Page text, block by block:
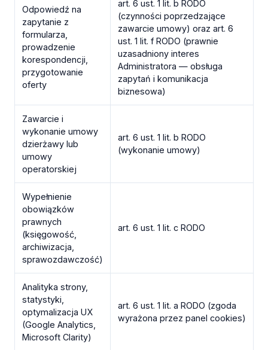
Odpowiedź na
zapytanie z
formularza,
prowadzenie
korespondencji,
przygotowanie
oferty
art. 6 ust. 1 lit. b RODO
(czynności poprzedzające
zawarcie umowy) oraz art. 6
ust. 1 lit. f RODO (prawnie
uzasadniony interes
Administratora — obsługa
zapytań i komunikacja
biznesowa)
Zawarcie i
wykonanie umowy
dzierżawy lub
umowy
operatorskiej
art. 6 ust. 1 lit. b RODO
(wykonanie umowy)
Wypełnienie
obowiązków
prawnych
(księgowość,
archiwizacja,
sprawozdawczość)
art. 6 ust. 1 lit. c RODO
Analityka strony,
statystyki,
optymalizacja UX
(Google Analytics,
Microsoft Clarity)
art. 6 ust. 1 lit. a RODO (zgoda
wyrażona przez panel cookies)